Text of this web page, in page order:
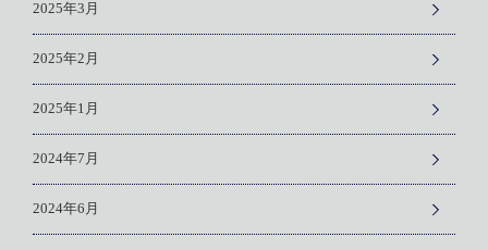
2025年3月
2025年2月
2025年1月
2024年7月
2024年6月